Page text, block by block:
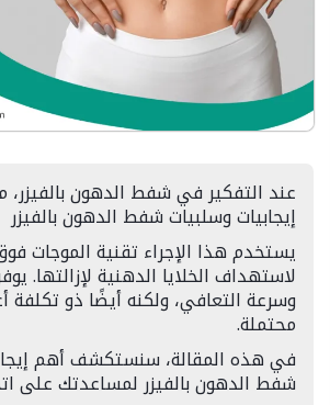
عند التفكير في شفط الدهون
إيجابيات وسلبيات شفط الدهون بالفيزر
يستخدم هذا الإجراء تقنية الموجات
لاستهداف الخلايا الدهنية لإزالتها.
وسرعة التعافي، ولكنه أيضًا ذو تكلفة
محتملة.
في هذه المقالة، سنستكشف أهم
شفط الدهون بالفيزر لمساعدتك على